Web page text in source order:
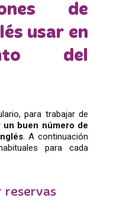
de
usar en
del
para trabajar de
buen número de
. A continuación
para cada
reservas